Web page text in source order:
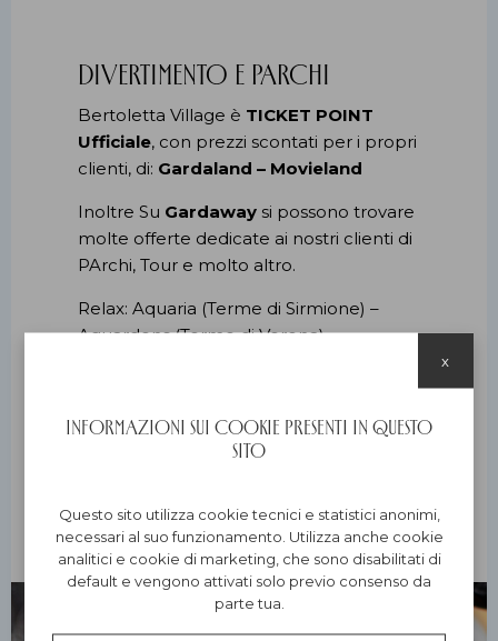
Divertimento e Parchi
Bertoletta Village è TICKET POINT
Ufficiale, con prezzi scontati per i propri
clienti, di: Gardaland – Movieland
Inoltre Su Gardaway si possono trovare
molte offerte dedicate ai nostri clienti di
PArchi, Tour e molto altro.
Relax: Aquaria (Terme di Sirmione) –
Aquardens (Terme di Verona)
Garda con l'associazione naturalistica
GARDA NATURA ONLUS
Informazioni sui cookie presenti in questo
sito
Questo sito utilizza cookie tecnici e statistici anonimi,
necessari al suo funzionamento. Utilizza anche cookie
analitici e cookie di marketing, che sono disabilitati di
default e vengono attivati solo previo consenso da
parte tua.
x